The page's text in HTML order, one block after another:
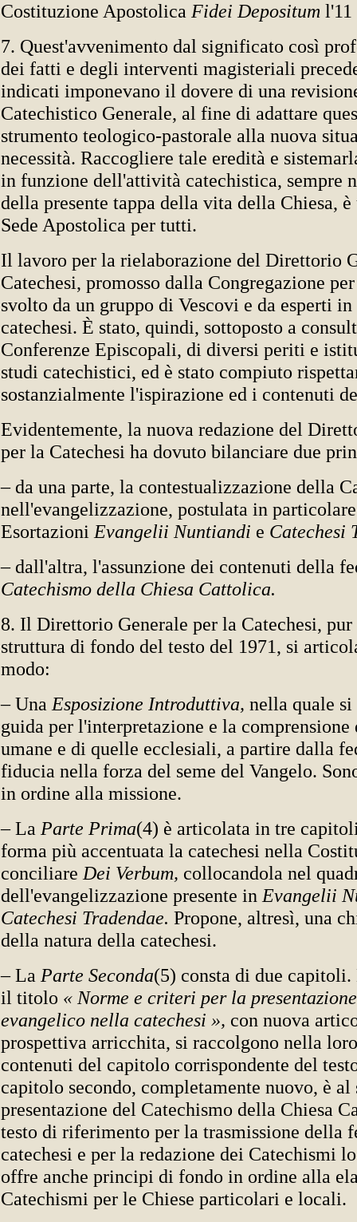
Costituzione Apostolica Fidei Depositum l'11
7. Quest'avvenimento dal significato così
dei fatti e degli interventi magisteriali
indicati imponevano il dovere di una
Catechistico Generale, al fine di adattare
strumento teologico-pastorale alla nuova
necessità. Raccogliere tale eredità e
in funzione dell'attività catechistica, sempre
della presente tappa della vita della Chiesa,
Sede Apostolica per tutti.
Il lavoro per la rielaborazione del Direttorio
Catechesi, promosso dalla Congregazione
svolto da un gruppo di Vescovi e da esperti
catechesi. È stato, quindi, sottoposto a
Conferenze Episcopali, di diversi periti e
studi catechistici, ed è stato compiuto
sostanzialmente l'ispirazione ed i contenuti
Evidentemente, la nuova redazione del
per la Catechesi ha dovuto bilanciare due
– da una parte, la contestualizzazione della
nell'evangelizzazione, postulata in
Esortazioni Evangelii Nuntiandi e Catechesi
– dall'altra, l'assunzione dei contenuti della
Catechismo della Chiesa Cattolica.
8. Il Direttorio Generale per la Catechesi, pur
struttura di fondo del testo del 1971, si
modo:
– Una Esposizione Introduttiva, nella quale
guida per l'interpretazione e la
umane e di quelle ecclesiali, a partire dalla
fiducia nella forza del seme del Vangelo.
in ordine alla missione.
– La Parte Prima(4) è articolata in tre
forma più accentuata la catechesi nella
conciliare Dei Verbum, collocandola nel
dell'evangelizzazione presente in Evangelii
Catechesi Tradendae. Propone, altresì, una
della natura della catechesi.
– La Parte Seconda(5) consta di due
il titolo « Norme e criteri per la
evangelico nella catechesi », con nuova
prospettiva arricchita, si raccolgono nella
contenuti del capitolo corrispondente del
capitolo secondo, completamente nuovo, è
presentazione del Catechismo della Chiesa
testo di riferimento per la trasmissione della
catechesi e per la redazione dei Catechismi
offre anche principi di fondo in ordine alla
Catechismi per le Chiese particolari e locali.